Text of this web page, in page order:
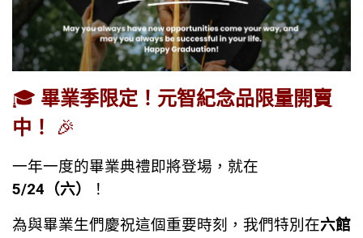
🎓 畢業季限定！元智紀念品限量開賣
中！
🎉
一年一度的畢業典禮即將登場，就在
5/24（六）
！
為與畢業生們慶祝這個重要時刻，我們特別在六館